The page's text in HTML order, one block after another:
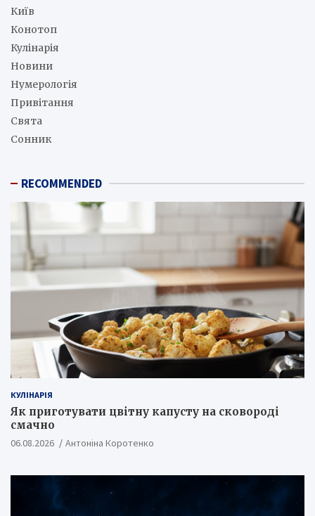
Київ
Конотоп
Кулінарія
Новини
Нумерологія
Привітання
Свята
Сонник
RECOMMENDED
КУЛІНАРІЯ
Як приготувати цвітну капусту на сковороді
смачно
06.08.2026 Антоніна Коротенко